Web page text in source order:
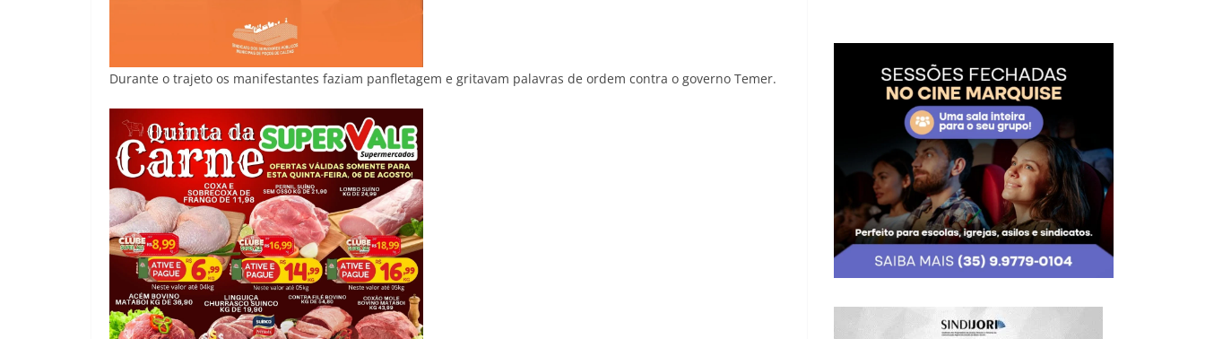
Durante o trajeto os manifestantes faziam panfletagem e gritavam palavras de ordem contra o governo Temer.